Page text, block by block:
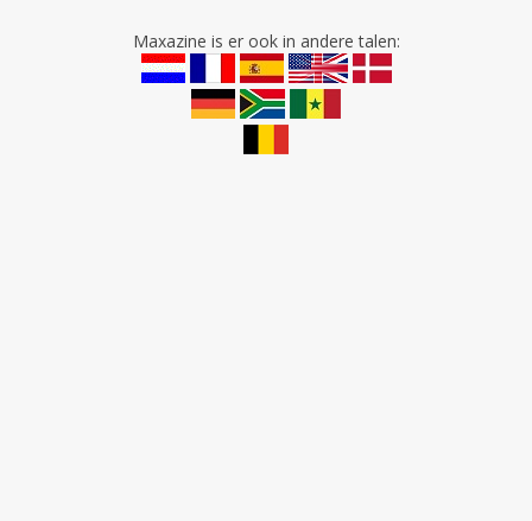
Maxazine is er ook in andere talen: